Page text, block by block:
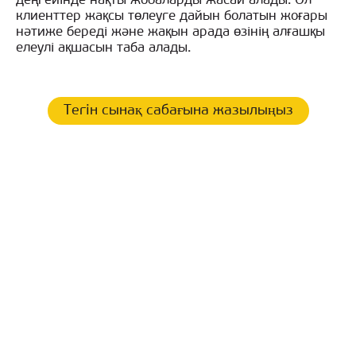
клиенттер жақсы төлеуге дайын болатын жоғары
нәтиже береді және жақын арада өзінің алғашқы
елеулі ақшасын таба алады.
Тегін сынақ сабағына жазылыңыз